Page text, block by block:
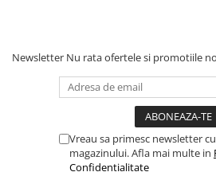
Newsletter Nu rata ofertele si promotiile
Vreau sa primesc newsletter
magazinului. Afla mai multe in
Confidentialitate